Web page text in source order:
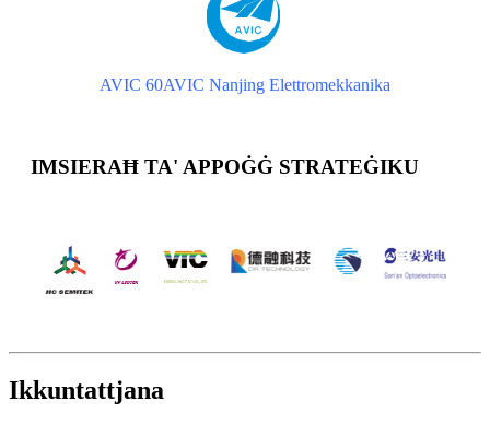
AVIC 60AVIC Nanjing Elettromekkanika
IMSIERAĦ TA' APPOĠĠ STRATEĠIKU
Ikkuntattjana